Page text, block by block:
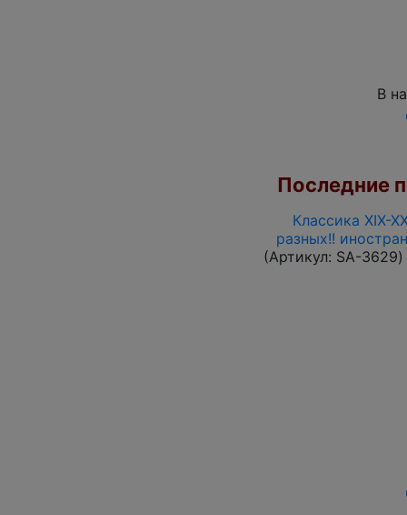
В
Последние
Классика XIX-
разных!!
(Артикул: SA-3629)